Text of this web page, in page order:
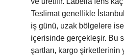
Teslimat genellikle
iş günü, uzak bölgelere
içerisinde gerçekleşir. Bu
şartları, kargo şirketlerinin